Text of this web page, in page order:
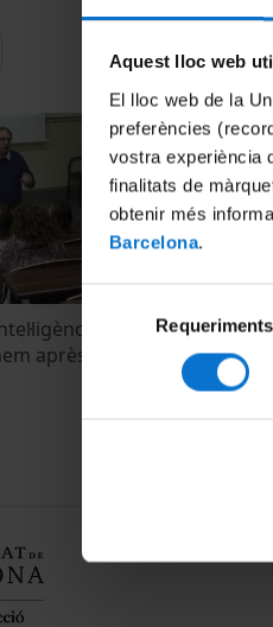
Aquest lloc web
El lloc web de la
preferències
vostra experiència
finalitats de
obtenir més
Barcelona.
Selecció
de
consentiment
Requeriments
màquines i
après els darrers